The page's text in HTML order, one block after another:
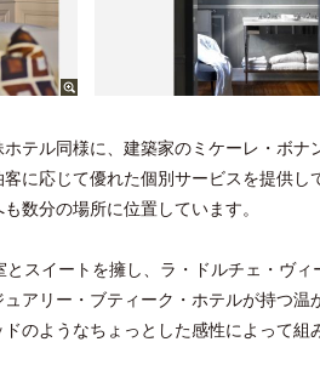
テル同様に、建築家のミケーレ・ボ
に応じて優れた個別サービスを提供
数分の場所に位置しています。
スイートを擁し、ラ・ドルチェ・ヴ
アリー・ブティーク・ホテルが持つ
のようなちょっとした感性によって組